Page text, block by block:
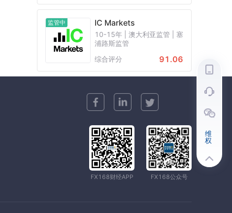
监管中 IC Markets
10-15年 | 澳大利亚监管 | 塞
浦路斯监管
综合评分
91.06
FX168财经APP FX168公众号
维
权